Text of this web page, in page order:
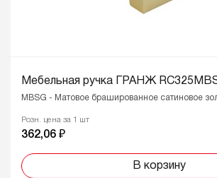
Мебельная ручка ГРАНЖ
MBSG - Матовое брашированное сатиновое
Розн. цена за 1 шт
362,06 ₽
В корзину